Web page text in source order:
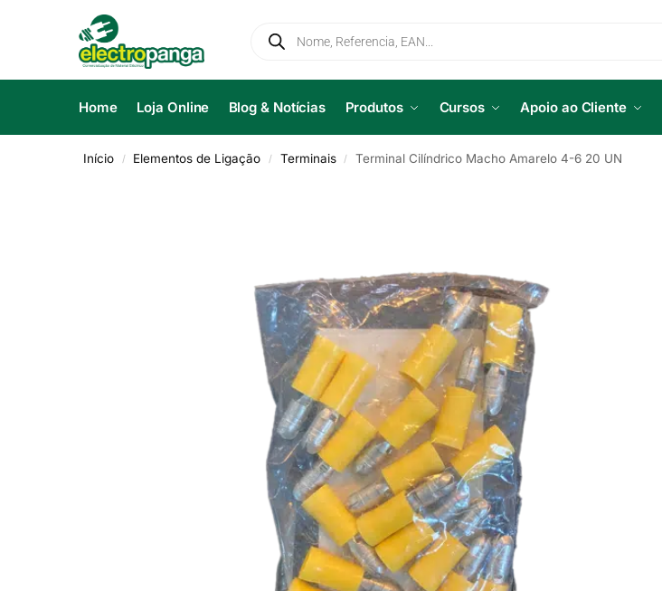
Home Loja Online Blog & Notícias Produtos Cursos Apoio ao Cliente
Início / Elementos de Ligação / Terminais / Terminal Cilíndrico Macho Amarelo 4-6 20 UN